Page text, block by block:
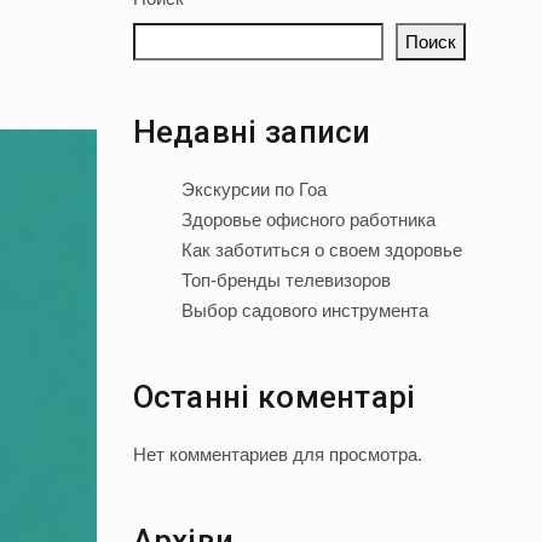
Поиск
Недавні записи
Экскурсии по Гоа
Здоровье офисного работника
Как заботиться о своем здоровье
Топ-бренды телевизоров
Выбор садового инструмента
Останні коментарі
Нет комментариев для просмотра.